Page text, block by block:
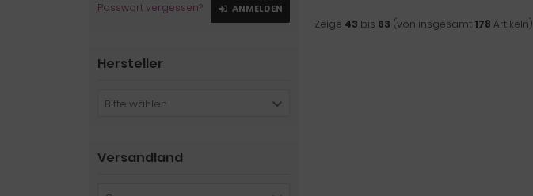
Zeige 43 bis 63 (von insgesamt178 Artikeln)
Passwort vergessen? ANMELDEN
Hersteller
Bitte wählen
Versandland